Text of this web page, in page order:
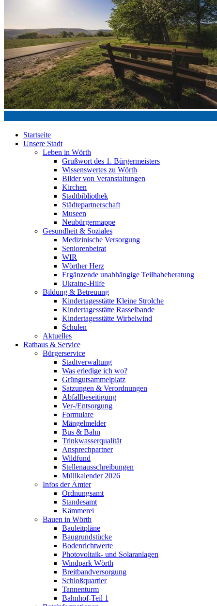
Startseite
Unsere Stadt
Leben in Wörth
Grußwort des 1. Bürgermeisters
Wissenswertes zu Wörth
Bilder von Veranstaltungen
Kirchen
Stadtbibliothek
Städtepartnerschaft
Museen
Neubürgermappe
Gesundheit & Soziales
Medizinische Versorgung
Seniorenbeirat
WIR
Wörther Herz
Ergänzende unabhängige Teilhabeberatung
Ukraine-Hilfe
Bildung & Betreuung
Kindertagesstätte Kleine Strolche
Kindertagesstätte Rasselbande
Kindertagesstätte Wirbelwind
Schulen
Aktuelles
Rathaus & Service
Bürgerservice
Stadtverwaltung
Was erledige ich wo?
Grüngutsammelplatz
Satzungen & Verordnungen
Abfallbeseitigung
Ver-/Entsorgung
Formulare
Mängelmelder
Bus & Bahn
Trinkwasserqualität
Ansprechpartner
Wildfund
Stellenausschreibungen
Müllkalender 2026
Infos der Ämter
Ordnungsamt
Standesamt
Kämmerei
Bauen in Wörth
Bauleitpläne
Baugrundstücke
Bodenrichtwerte
Photovoltaik- und Solaranlagen
Windpark Wörth
Breitbandversorgung
Schloßquartier
Tannenturm
Bahnhof-Teil 1